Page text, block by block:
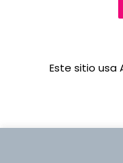
Este sitio usa